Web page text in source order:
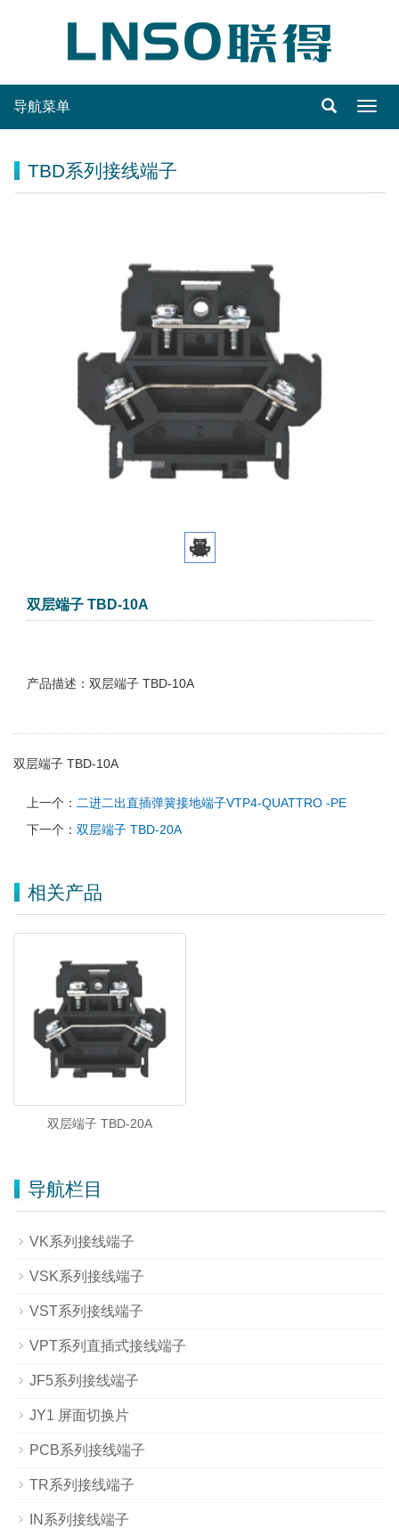
导航菜单
TBD系列接线端子
双层端子 TBD-10A
产品描述：双层端子 TBD-10A
双层端子 TBD-10A
上一个： 二进二出直插弹簧接地端子VTP4-QUATTRO -PE
下一个： 双层端子 TBD-20A
相关产品
双层端子 TBD-20A
导航栏目
VK系列接线端子
VSK系列接线端子
VST系列接线端子
VPT系列直插式接线端子
JF5系列接线端子
JY1 屏面切换片
PCB系列接线端子
TR系列接线端子
IN系列接线端子